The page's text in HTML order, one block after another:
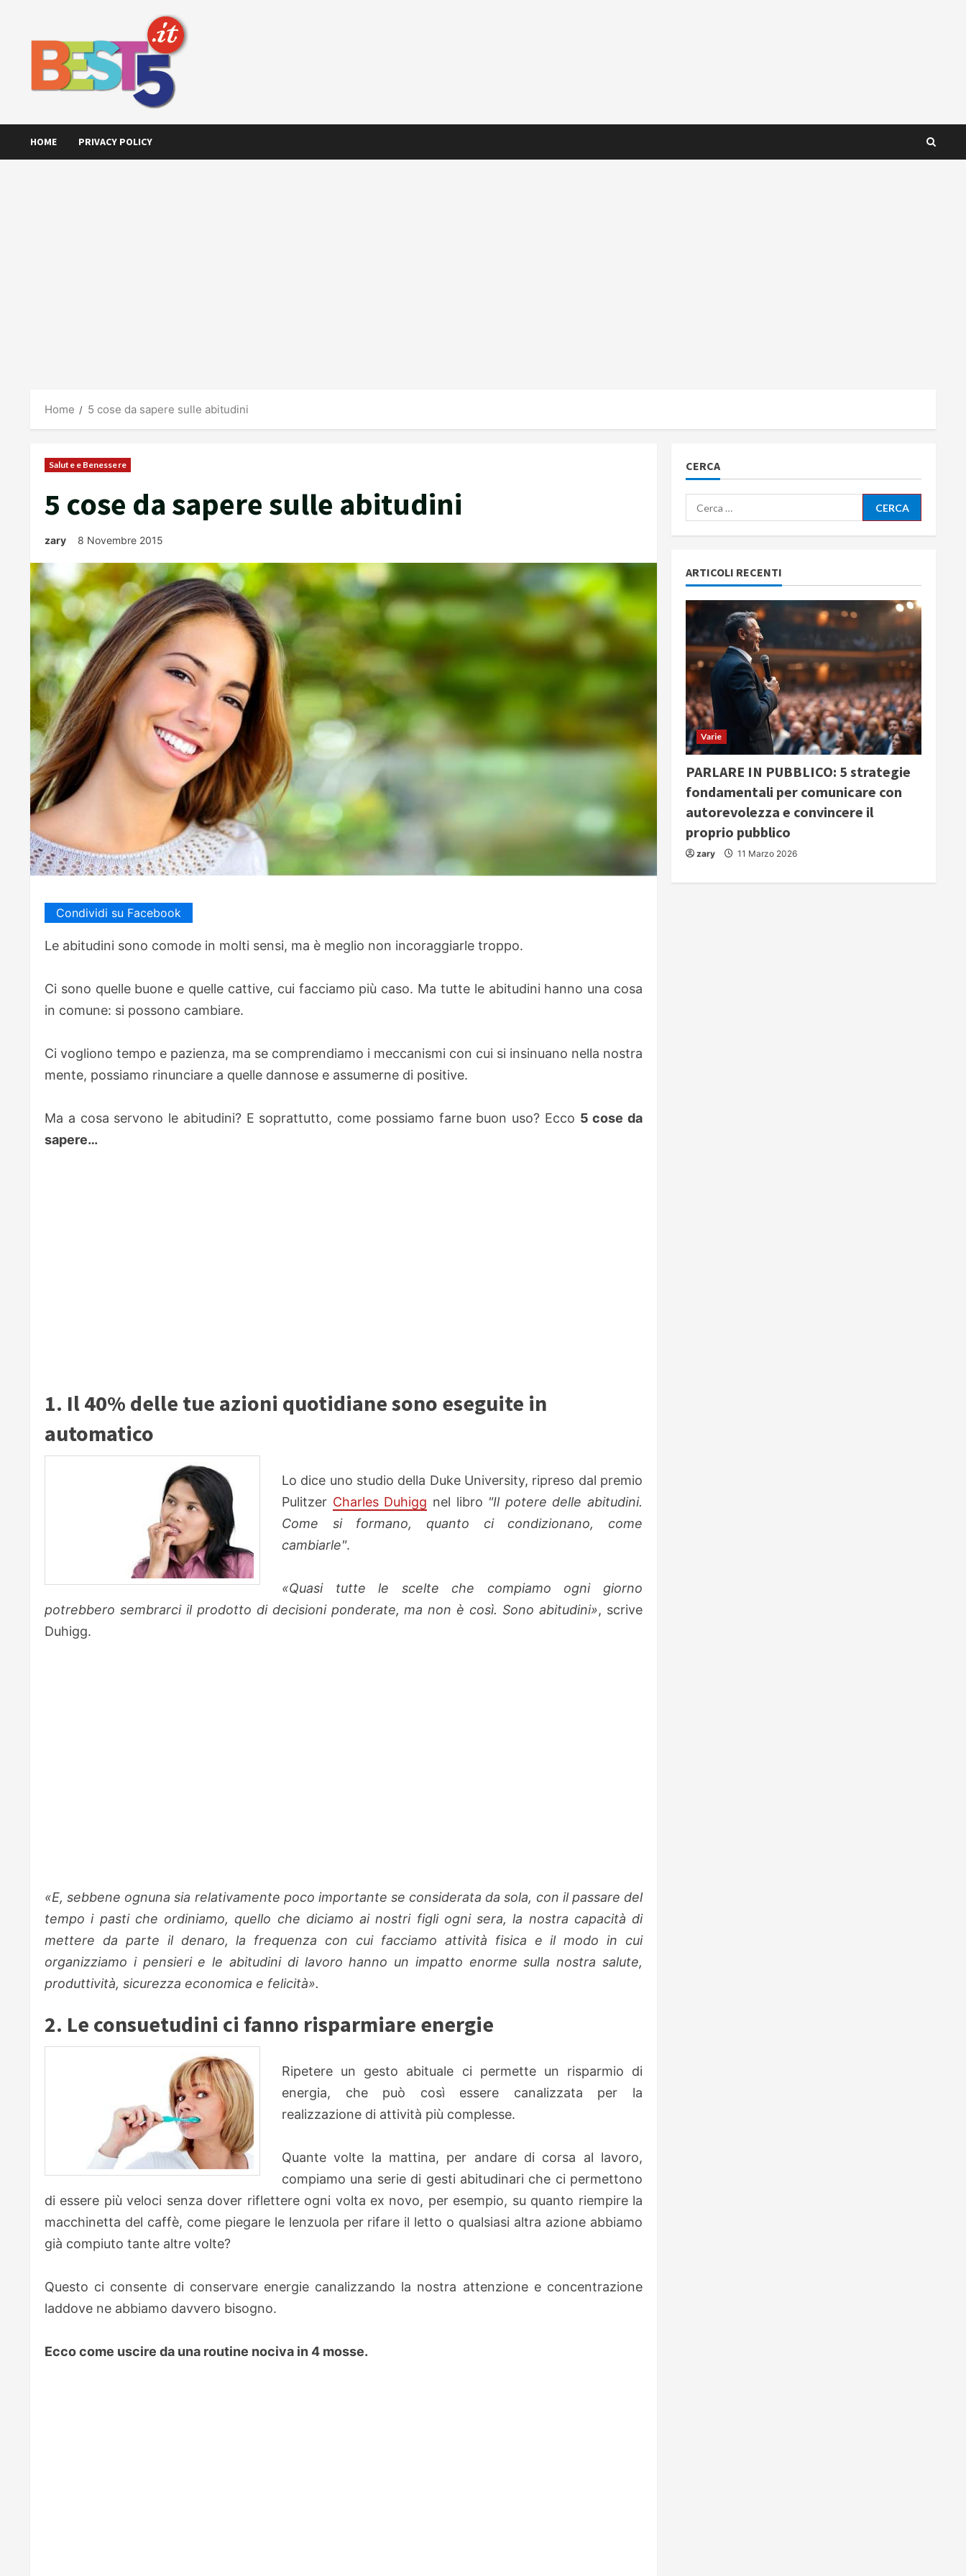
HOME PRIVACY POLICY
Home 5 cose da sapere sulle abitudini
Salute e Benessere
5 cose da sapere sulle abitudini
zary 8 Novembre 2015
Condividi su Facebook
Le abitudini sono comode in molti sensi, ma è meglio non incoraggiarle troppo.
Ci sono quelle buone e quelle cattive, cui facciamo più caso. Ma tutte le abitudini hanno una cosa
in comune: si possono cambiare.
Ci vogliono tempo e pazienza, ma se comprendiamo i meccanismi con cui si insinuano nella nostra
mente, possiamo rinunciare a quelle dannose e assumerne di positive.
Ma a cosa servono le abitudini? E soprattutto, come possiamo farne buon uso? Ecco 5 cose da
sapere…
1. Il 40% delle tue azioni quotidiane sono eseguite in
automatico
Lo dice uno studio della Duke University, ripreso dal premio
Pulitzer Charles Duhigg nel libro "Il potere delle abitudini.
Come si formano, quanto ci condizionano, come
cambiarle".
«Quasi tutte le scelte che compiamo ogni giorno
potrebbero sembrarci il prodotto di decisioni ponderate, ma non è così. Sono abitudini», scrive
Duhigg.
«E, sebbene ognuna sia relativamente poco importante se considerata da sola, con il passare del
tempo i pasti che ordiniamo, quello che diciamo ai nostri figli ogni sera, la nostra capacità di
mettere da parte il denaro, la frequenza con cui facciamo attività fisica e il modo in cui
organizziamo i pensieri e le abitudini di lavoro hanno un impatto enorme sulla nostra salute,
produttività, sicurezza economica e felicità».
2. Le consuetudini ci fanno risparmiare energie
Ripetere un gesto abituale ci permette un risparmio di
energia, che può così essere canalizzata per la
realizzazione di attività più complesse.
Quante volte la mattina, per andare di corsa al lavoro,
compiamo una serie di gesti abitudinari che ci permettono
di essere più veloci senza dover riflettere ogni volta ex novo, per esempio, su quanto riempire la
macchinetta del caffè, come piegare le lenzuola per rifare il letto o qualsiasi altra azione abbiamo
già compiuto tante altre volte?
Questo ci consente di conservare energie canalizzando la nostra attenzione e concentrazione
laddove ne abbiamo davvero bisogno.
Ecco come uscire da una routine nociva in 4 mosse.
CERCA
Ricerca
per:
ARTICOLI RECENTI
Varie
PARLARE IN PUBBLICO: 5 strategie
fondamentali per comunicare con
autorevolezza e convincere il
proprio pubblico
zary 11 Marzo 2026